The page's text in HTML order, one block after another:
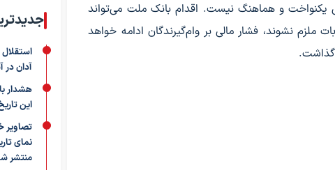
یکنواخت و هماهنگ نیست. اقدام بانک ملت می‌تواند
ملزم نشوند، فشار مالی بر وام‌گیرندگان ادامه خواهد
استقلال
آدان در
هشدار
این
تصاویر
نمای
منتشر